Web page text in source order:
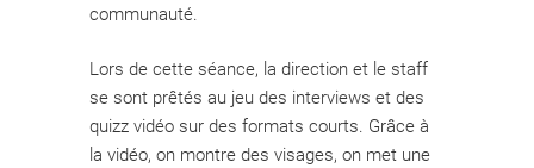
communauté.
Lors de cette séance, la direction et le staff
se sont prêtés au jeu des interviews et des
quizz vidéo sur des formats courts. Grâce à
la vidéo, on montre des visages, on met une